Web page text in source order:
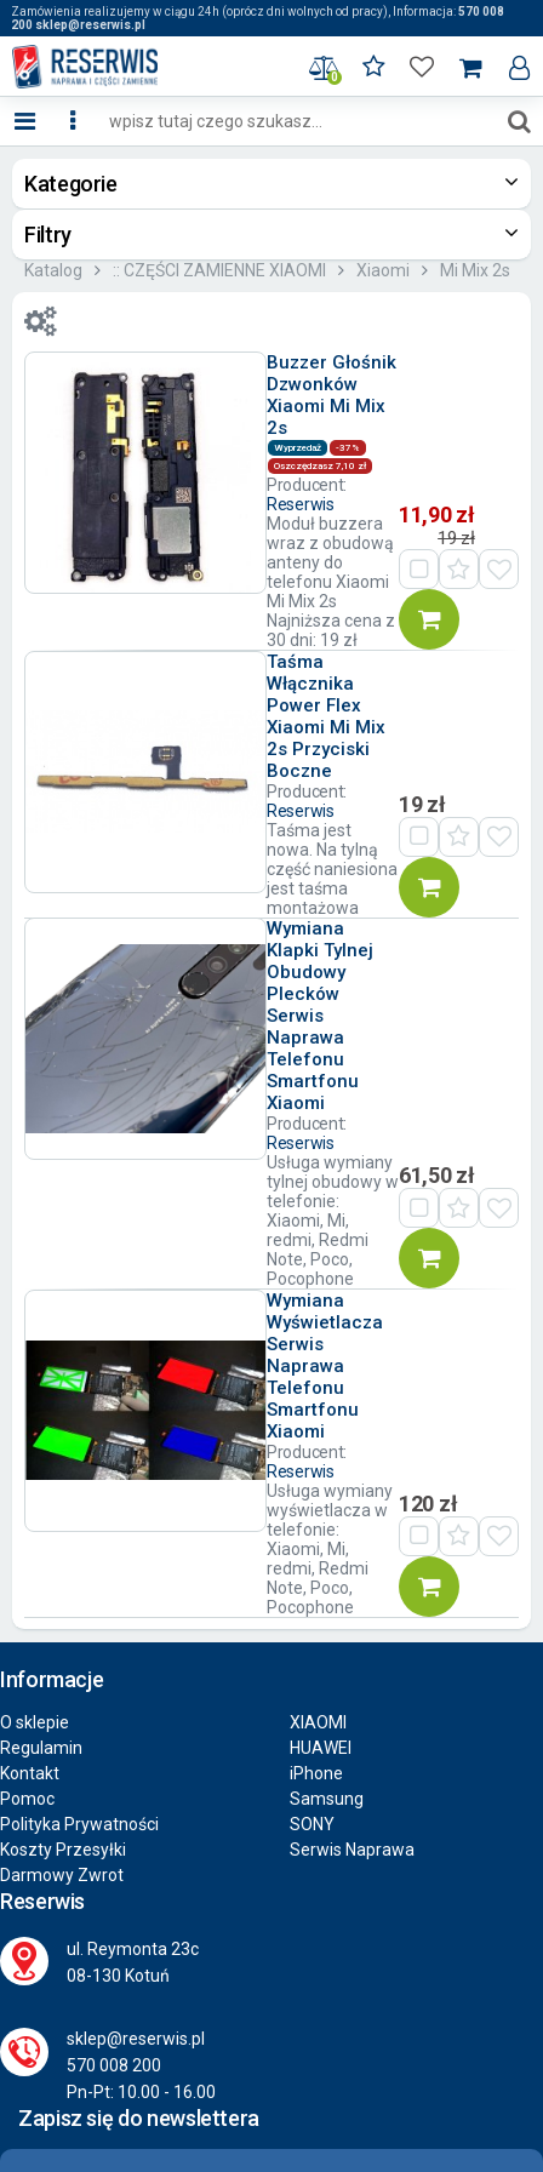
Zamówienia realizujemy w ciągu 24h (oprócz dni wolnych od pracy), Informacja:570 008
200 sklep@reserwis.pl
0
Kategorie
Filtry
Katalog :: CZĘŚCI ZAMIENNE XIAOMI Xiaomi Mi Mix 2s
Buzzer Głośnik
Dzwonków
Xiaomi Mi Mix
2s
Wyprzedaż
-37%
Oszczędzasz 7,10 zł
Producent:
Reserwis
Moduł buzzera
wraz z obudową
anteny do
telefonu Xiaomi
Mi Mix 2s
Najniższa cena z
30 dni: 19 zł
11,90 zł
19 zł
Taśma
Włącznika
Power Flex
Xiaomi Mi Mix
2s Przyciski
Boczne
Producent:
Reserwis
Taśma jest
nowa. Na tylną
część naniesiona
jest taśma
montażowa
19 zł
Wymiana
Klapki Tylnej
Obudowy
Plecków
Serwis
Naprawa
Telefonu
Smartfonu
Xiaomi
Producent:
Reserwis
Usługa wymiany
tylnej obudowy w
telefonie:
Xiaomi, Mi,
redmi, Redmi
Note, Poco,
Pocophone
61,50 zł
Wymiana
Wyświetlacza
Serwis
Naprawa
Telefonu
Smartfonu
Xiaomi
Producent:
Reserwis
Usługa wymiany
wyświetlacza w
telefonie:
Xiaomi, Mi,
redmi, Redmi
Note, Poco,
Pocophone
120 zł
Informacje
O sklepie
Regulamin
Kontakt
Pomoc
Polityka Prywatności
Koszty Przesyłki
Darmowy Zwrot
XIAOMI
HUAWEI
iPhone
Samsung
SONY
Serwis Naprawa
Reserwis
ul. Reymonta 23c
08-130 Kotuń
sklep@reserwis.pl
570 008 200
Pn-Pt: 10.00 - 16.00
Zapisz się do newslettera